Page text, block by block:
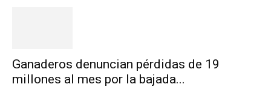
Ganaderos denuncian pérdidas de 19
millones al mes por la bajada...